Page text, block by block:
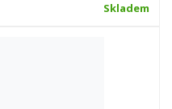
Skladem